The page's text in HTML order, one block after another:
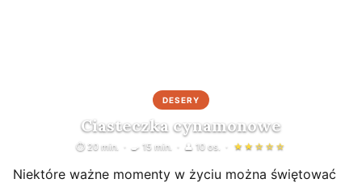
DESERY
Ciasteczka cynamonowe
⏱ 20 min. 🍳 15 min. 👤 10 os. ★★☆☆☆
Niektóre ważne momenty w życiu można świętować